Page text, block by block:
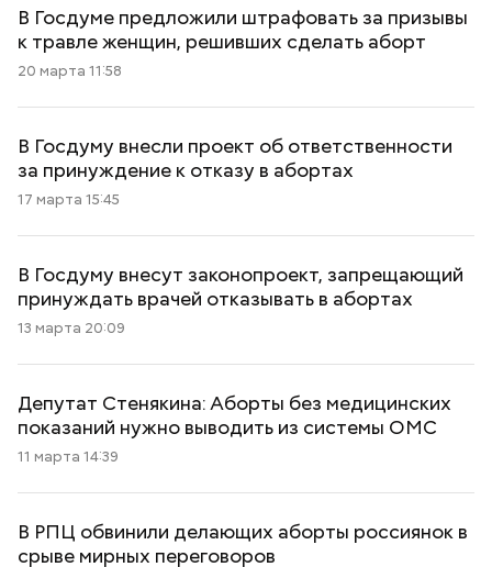
В Госдуме предложили штрафовать за призывы
к травле женщин, решивших сделать аборт
20 марта 11:58
В Госдуму внесли проект об ответственности
за принуждение к отказу в абортах
17 марта 15:45
В Госдуму внесут законопроект, запрещающий
принуждать врачей отказывать в абортах
13 марта 20:09
Депутат Стенякина: Аборты без медицинских
показаний нужно выводить из системы ОМС
11 марта 14:39
В РПЦ обвинили делающих аборты россиянок в
срыве мирных переговоров